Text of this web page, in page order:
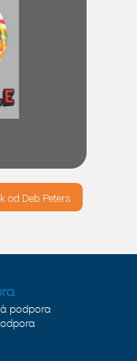
od Deb Peters
podpora